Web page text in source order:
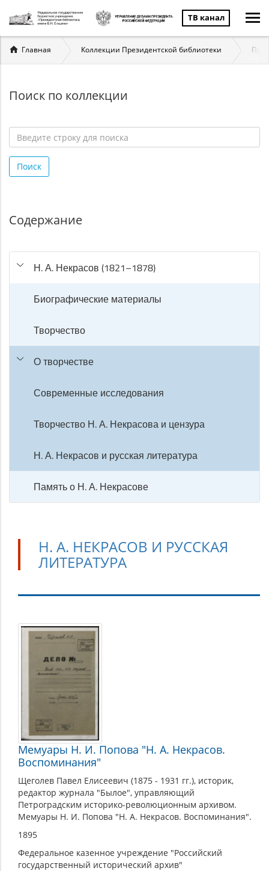
ТВ канал
Вы
здесь
Главная Коллекции Президентской библиотеки
Поиск по коллекции
строку
для
Поиск
Содержание
Н. А. Некрасов (1821–1878)
Биографические материалы
Творчество
О творчестве
Современные исследования
Творчество Н. А. Некрасова и цензура
Н. А. Некрасов и русская литература
Память о Н. А. Некрасове
Н. А. НЕКРАСОВ И РУССКАЯ
ЛИТЕРАТУРА
Н.
Некрасов
русская
литература
Мемуары Н. И. Попова "Н. А. Некрасов.
Воспоминания"
Щеголев Павел Елисеевич (1875 - 1931 гг.), историк,
редактор журнала "Былое", управляющий
Петроградским историко-революционным архивом.
Мемуары Н. И. Попова "Н. А. Некрасов. Воспоминания".
1895
Федеральное казенное учреждение "Российский
государственный исторический архив"